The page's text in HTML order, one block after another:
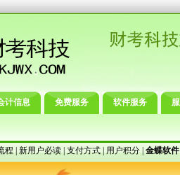
计信息 免费服务 软件服务
程|新用户必读|支付方式|用户积分|金蝶软件